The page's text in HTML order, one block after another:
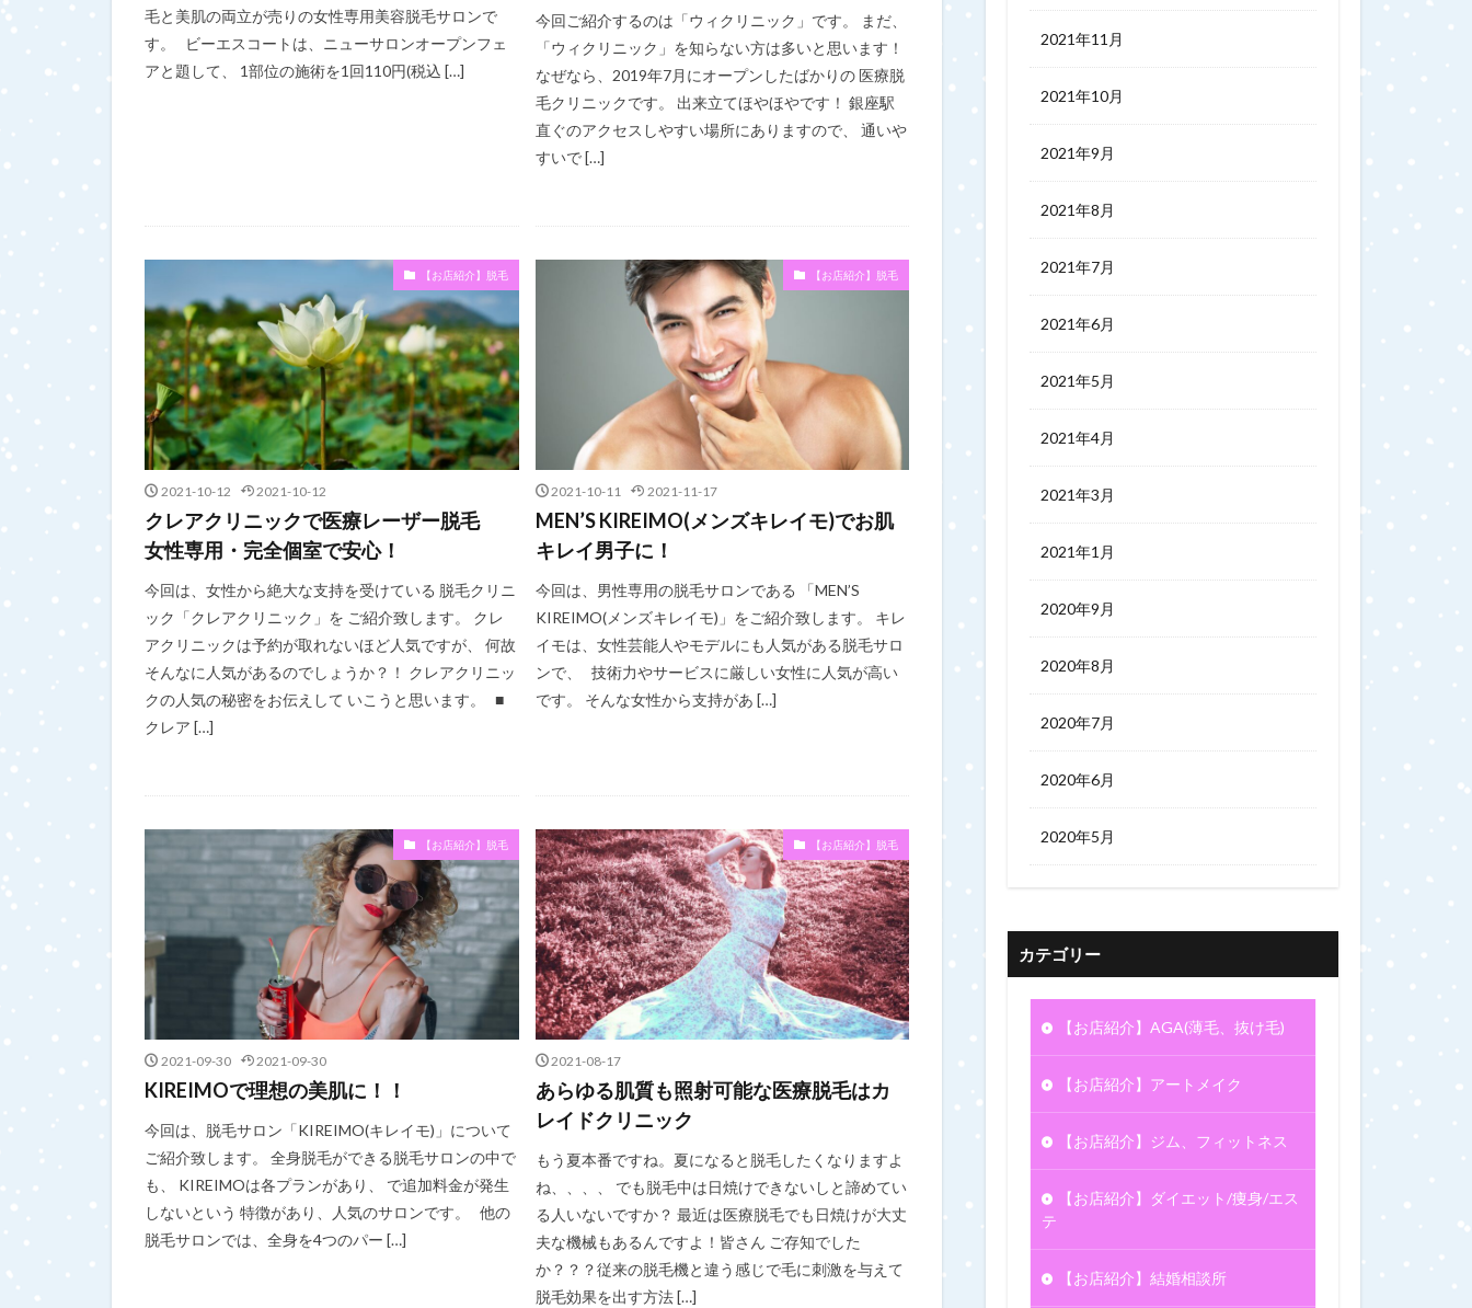
毛と美肌の両立が売りの女性専用美容脱毛サロンで
す。 ビーエスコートは、ニューサロンオープンフェ
アと題して、 1部位の施術を1回110円(税込 […]
今回ご紹介するのは「ウィクリニック」です。 まだ、
「ウィクリニック」を知らない方は多いと思います！
なぜなら、2019年7月にオープンしたばかりの 医療脱
毛クリニックです。 出来立てほやほやです！ 銀座駅
直ぐのアクセスしやすい場所にありますので、 通いや
すいで […]
【お店紹介】脱毛
2021-10-12 2021-10-12
クレアクリニックで医療レーザー脱毛
女性専用・完全個室で安心！
今回は、女性から絶大な支持を受けている 脱毛クリニ
ック「クレアクリニック」を ご紹介致します。 クレ
アクリニックは予約が取れないほど人気ですが、 何故
そんなに人気があるのでしょうか？！ クレアクリニッ
クの人気の秘密をお伝えして いこうと思います。 ■
クレア […]
【お店紹介】脱毛
2021-10-11 2021-11-17
MEN’S KIREIMO(メンズキレイモ)でお肌
キレイ男子に！
今回は、男性専用の脱毛サロンである 「MEN’S
KIREIMO(メンズキレイモ)」をご紹介致します。 キレ
イモは、女性芸能人やモデルにも人気がある脱毛サロ
ンで、 技術力やサービスに厳しい女性に人気が高い
です。 そんな女性から支持があ […]
【お店紹介】脱毛
2021-09-30 2021-09-30
KIREIMOで理想の美肌に！！
今回は、脱毛サロン「KIREIMO(キレイモ)」について
ご紹介致します。 全身脱毛ができる脱毛サロンの中で
も、 KIREIMOは各プランがあり、 で追加料金が発生
しないという 特徴があり、人気のサロンです。 他の
脱毛サロンでは、全身を4つのパー […]
【お店紹介】脱毛
2021-08-17
あらゆる肌質も照射可能な医療脱毛はカ
レイドクリニック
もう夏本番ですね。夏になると脱毛したくなりますよ
ね、、、、 でも脱毛中は日焼けできないしと諦めてい
る人いないですか？ 最近は医療脱毛でも日焼けが大丈
夫な機械もあるんですよ！皆さん ご存知でした
か？？？従来の脱毛機と違う感じで毛に刺激を与えて
脱毛効果を出す方法 […]
2021年11月
2021年10月
2021年9月
2021年8月
2021年7月
2021年6月
2021年5月
2021年4月
2021年3月
2021年1月
2020年9月
2020年8月
2020年7月
2020年6月
2020年5月
カテゴリー
【お店紹介】AGA(薄毛、抜け毛)
【お店紹介】アートメイク
【お店紹介】ジム、フィットネス
【お店紹介】ダイエット/痩身/エス
テ
【お店紹介】結婚相談所